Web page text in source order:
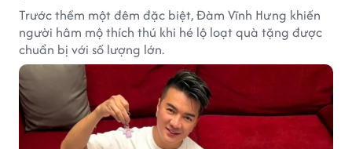
Trước thềm một đêm đặc biệt, Đàm Vĩnh Hưng khiến
người hâm mộ thích thú khi hé lộ loạt quà tặng được
chuẩn bị với số lượng lớn.